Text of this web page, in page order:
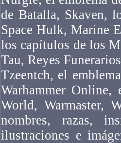
de Batalla, Skaven,
Space Hulk, Marine
los capítulos de los
Tau, Reyes
Tzeentch, el
Warhammer Online,
World, Warmaster,
nombres, razas,
ilustraciones e